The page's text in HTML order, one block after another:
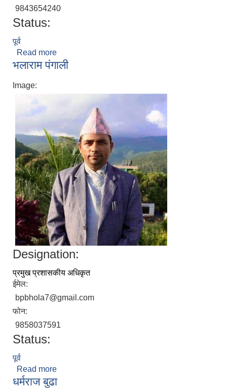
9843654240
Status:
पूर्व
Read more
भलाराम पंगाली
Image:
Designation:
प्रमुख प्रशासकीय अधिकृत
ईमेल:
bpbhola7@gmail.com
फोन:
9858037591
Status:
पूर्व
Read more
धर्मराज बुढा